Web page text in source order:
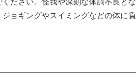
ョギングやスイミングなどの体に負